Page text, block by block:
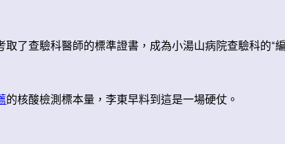
了查驗科醫師的標準證書，成為小湯山病院查驗科的“
的核酸檢測標本量，李東早料到這是一場硬仗。